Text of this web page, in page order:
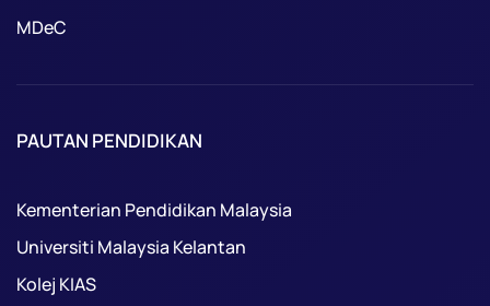
MDeC
PAUTAN PENDIDIKAN
Kementerian Pendidikan Malaysia
Universiti Malaysia Kelantan
Kolej KIAS